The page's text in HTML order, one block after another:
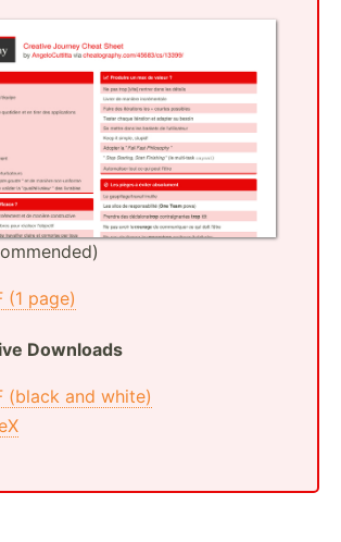
(1 page)
Downloads
(black and white)